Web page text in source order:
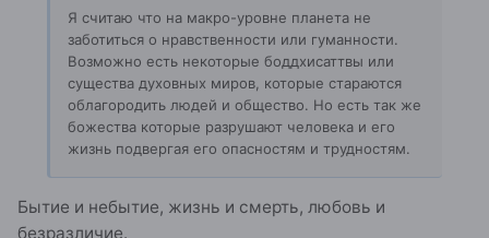
Я считаю что на макро-уровне планета не
заботиться о нравственности или гуманности.
Возможно есть некоторые боддхисаттвы или
существа духовных миров, которые стараются
облагородить людей и общество. Но есть так же
божества которые разрушают человека и его
жизнь подвергая его опасностям и трудностям.
Бытие и небытие, жизнь и смерть, любовь и
безразличие.